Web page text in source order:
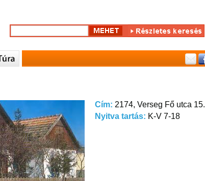
Cím: 2174, Verseg Fő utca 15.
Nyitva tartás: K-V 7-18